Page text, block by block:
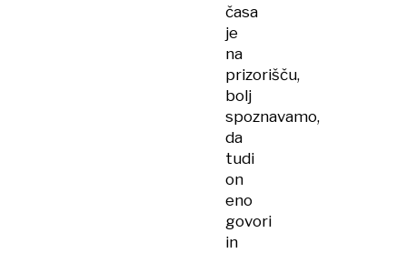
časa
je
na
prizorišču,
bolj
spoznavamo,
da
tudi
on
eno
govori
in